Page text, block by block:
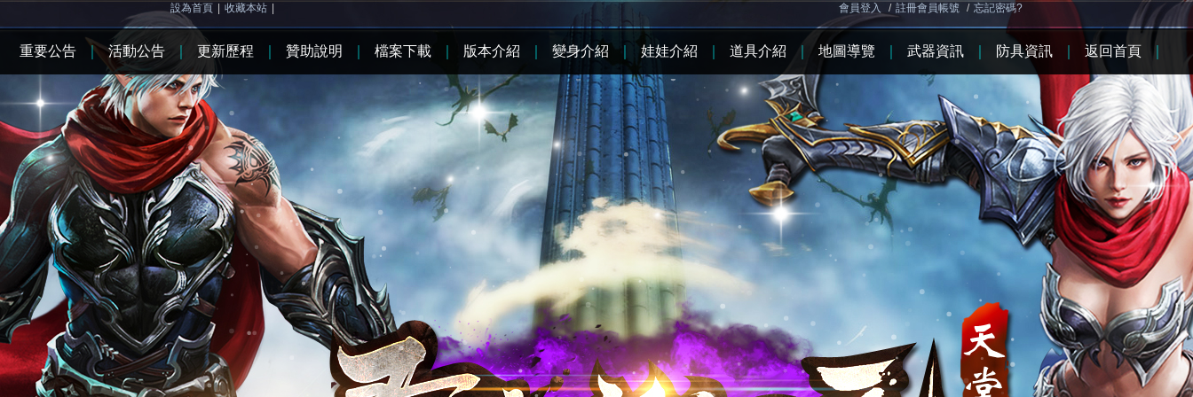
設為首頁 收藏本站 會員登入 / 註冊會員帳號 / 忘記密碼?